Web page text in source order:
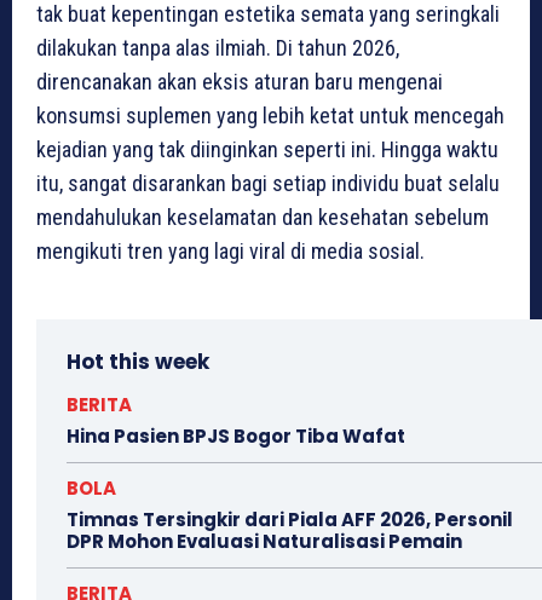
tak buat kepentingan estetika semata yang seringkali
dilakukan tanpa alas ilmiah. Di tahun 2026,
direncanakan akan eksis aturan baru mengenai
konsumsi suplemen yang lebih ketat untuk mencegah
kejadian yang tak diinginkan seperti ini. Hingga waktu
itu, sangat disarankan bagi setiap individu buat selalu
mendahulukan keselamatan dan kesehatan sebelum
mengikuti tren yang lagi viral di media sosial.
Hot this week
BERITA
Hina Pasien BPJS Bogor Tiba Wafat
BOLA
Timnas Tersingkir dari Piala AFF 2026, Personil
DPR Mohon Evaluasi Naturalisasi Pemain
BERITA